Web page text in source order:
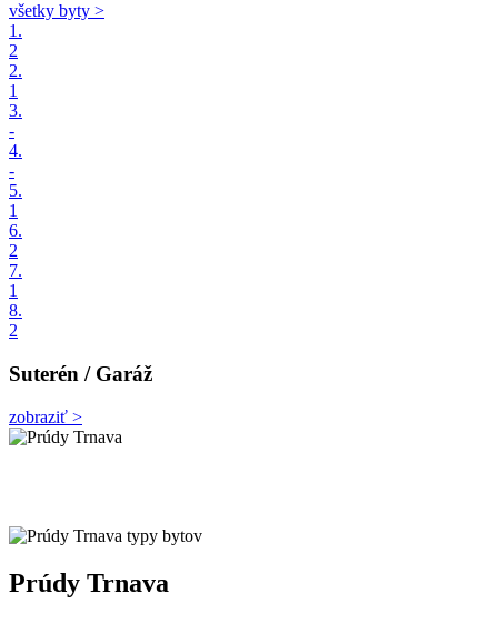
všetky byty >
1.
2
2.
1
3.
-
4.
-
5.
1
6.
2
7.
1
8.
2
Suterén / Garáž
zobraziť >
Prúdy Trnava